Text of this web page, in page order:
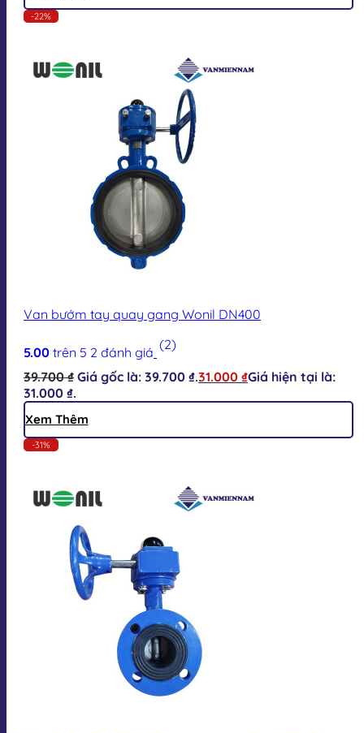
-22%
Van bướm tay quay gang Wonil DN400
5.00 trên 5 2 đánh giá (2)
39.700₫ Giá gốc là: 39.700 ₫.31.000 ₫Giá hiện tại là:
31.000 ₫.
Xem Thêm
-31%